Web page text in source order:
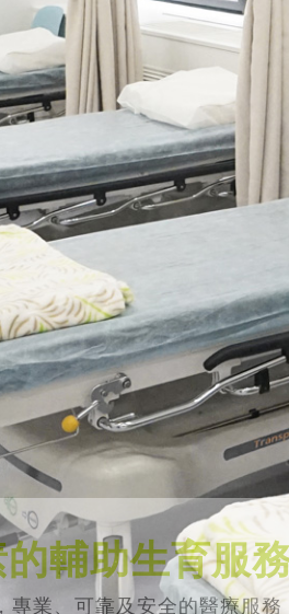
的輔助生育服
專業、可靠及安全的醫療服